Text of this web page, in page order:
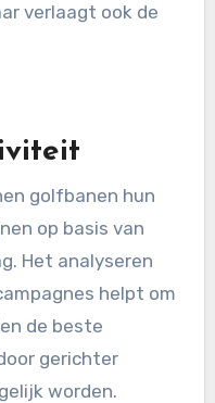
verlaagt ook de
golfbanen hun
op basis van
Het analyseren
helpt om
de beste
gerichter
worden.